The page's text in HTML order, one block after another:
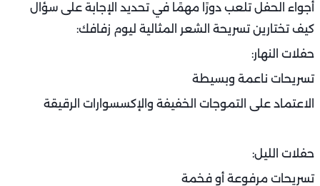
أجواء الحفل تلعب دورًا مهمًا في تحديد الإجابة على سؤال
كيف تختارين تسريحة الشعر المثالية ليوم زفافك:
حفلات النهار:
تسريحات ناعمة وبسيطة
الاعتماد على التموجات الخفيفة والإكسسوارات الرقيقة
حفلات الليل:
تسريحات مرفوعة أو فخمة